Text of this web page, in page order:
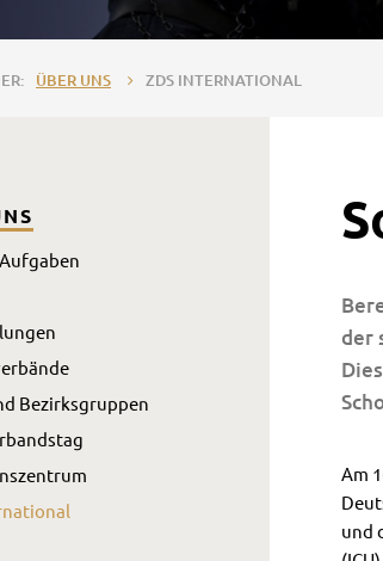
ÜBER UNS ZDS INTERNATIONAL
der
Am
und
Bezirksgruppen